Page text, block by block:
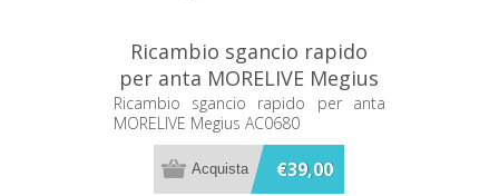
Ricambio sgancio rapido
per anta MORELIVE Megius
AC0680
Ricambio sgancio rapido per anta
MORELIVE Megius AC0680
€39,00